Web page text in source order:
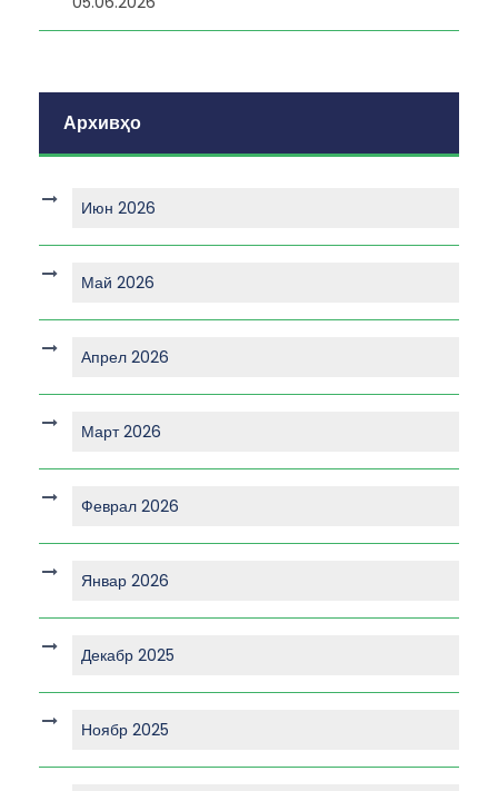
Архивҳо
Июн 2026
Май 2026
Апрел 2026
Март 2026
Феврал 2026
Январ 2026
Декабр 2025
Ноябр 2025